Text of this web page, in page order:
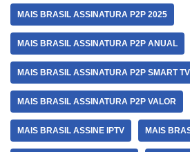
MAIS BRASIL ASSINATURA P2P 2025
MAIS BRASIL ASSINATURA P2P ANUAL
MAIS BRASIL ASSINATURA P2P SMART TV
MAIS BRASIL ASSINATURA P2P VALOR
MAIS BRASIL ASSINE IPTV MAIS